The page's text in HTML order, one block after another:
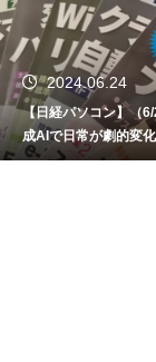
2024.06.24
【日経パソコン】（
成AIで日常が劇的変
I時代のアプリケーシ